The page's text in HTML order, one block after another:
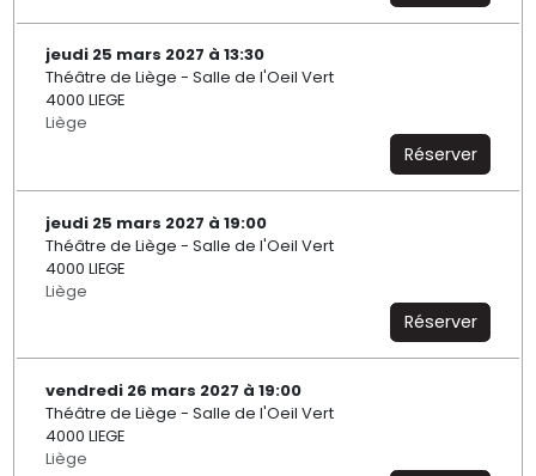
jeudi 25 mars 2027 à 13:30
Théâtre de Liège - Salle de l'Oeil Vert
4000 LIEGE
Liège
Réserver
jeudi 25 mars 2027 à 19:00
Théâtre de Liège - Salle de l'Oeil Vert
4000 LIEGE
Liège
Réserver
vendredi 26 mars 2027 à 19:00
Théâtre de Liège - Salle de l'Oeil Vert
4000 LIEGE
Liège